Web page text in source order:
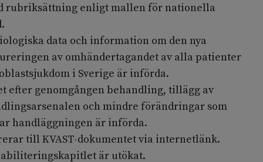
rubriksättning enligt mallen för nationella
data och information om den nya
av omhändertagandet av alla patienter
i Sverige är införda.
efter genomgången behandling, tillägg av
och mindre förändringar som
handläggningen är införda.
till KVAST-dokumentet via internetlänk.
är utökat.